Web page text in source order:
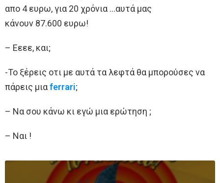
απο 4 ευρω, για 20 χρόνια …αυτά μας
κάνουν 87.600 ευρω!
– Εεεε, και;
-Το ξέρεις οτι με αυτά τα λεφτά θα μπορούσες να
πάρεις μιαferrari;
– Να σου κάνω κι εγώ μια ερώτηση ;
– Ναι !